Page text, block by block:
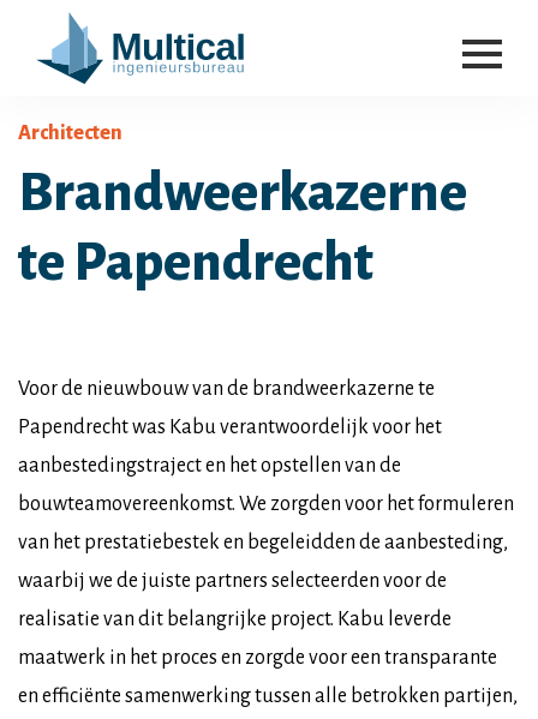
Architecten
Brandweerkazerne
te Papendrecht
Voor de nieuwbouw van de brandweerkazerne te
Papendrecht was Kabu verantwoordelijk voor het
aanbestedingstraject en het opstellen van de
bouwteamovereenkomst. We zorgden voor het formuleren
van het prestatiebestek en begeleidden de aanbesteding,
waarbij we de juiste partners selecteerden voor de
realisatie van dit belangrijke project. Kabu leverde
maatwerk in het proces en zorgde voor een transparante
en efficiënte samenwerking tussen alle betrokken partijen,